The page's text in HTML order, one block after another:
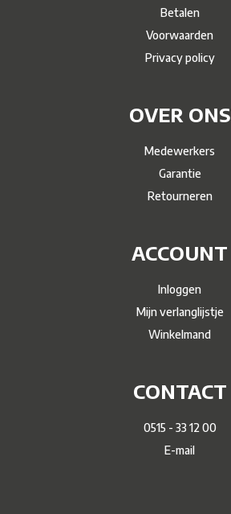
Betalen
Voorwaarden
Privacy policy
OVER ONS
Medewerkers
Garantie
Retourneren
ACCOUNT
Inloggen
Mijn verlanglijstje
Winkelmand
CONTACT
0515 - 33 12 00
E-mail